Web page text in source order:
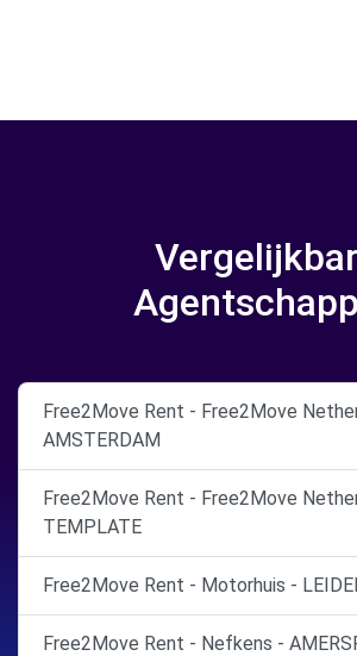
Free2Move Rent - Free2Move
AMSTERDAM
Free2Move Rent - Free2Move
TEMPLATE
Free2Move Rent - Motorhuis -
Free2Move Rent - Nefkens -